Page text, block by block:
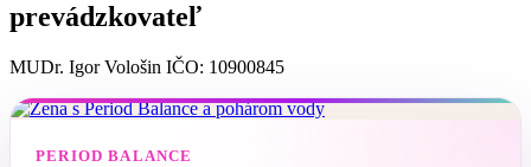
prevádzkovateľ
MUDr. Igor Vološin IČO: 10900845
PERIOD BALANCE